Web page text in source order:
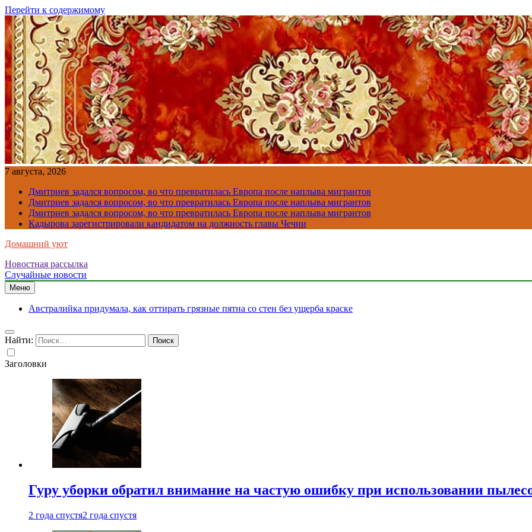
Перейти к содержимому
7 августа, 2026
Дмитриев задался вопросом, во что превратилась Европа после наплыва мигрантов
Дмитриев задался вопросом, во что превратилась Европа после наплыва мигрантов
Дмитриев задался вопросом, во что превратилась Европа после наплыва мигрантов
Кадырова зарегистрировали кандидатом на должность главы Чечни
Домашний уют
Новостная рассылка
Случайные новости
Меню
Австралийка придумала, как оттирать грязные пятна со стен без ущерба краске
Найти:
Заголовки
Гуру уборки обратил внимание на частую ошибку при использовании
2 года спустя2 года спустя